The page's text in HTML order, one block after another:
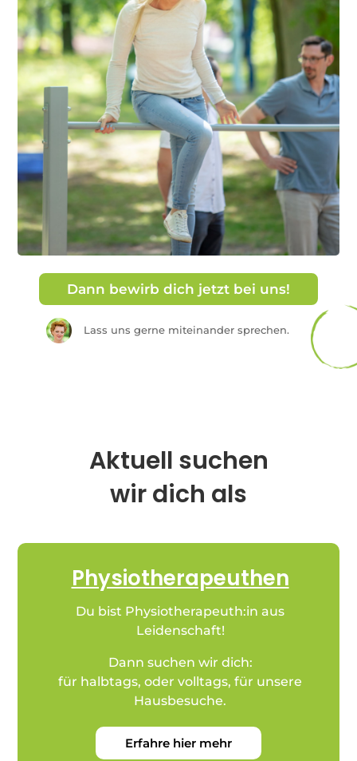
Dann bewirb dich jetzt bei uns!
Lass uns gerne miteinander sprechen.
Aktuell suchen
wir dich als
Physiotherapeuthen
Du bist Physiotherapeuth:in aus
Leidenschaft!
Dann suchen wir dich:
für halbtags, oder volltags, für unsere
Hausbesuche.
Erfahre hier mehr